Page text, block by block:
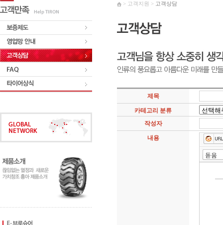
> 고객지원 > 고객상담
제목
카테고리 분류
작성자
내용
돋움